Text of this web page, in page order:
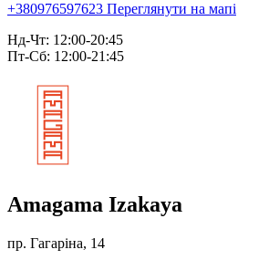
+380976597623 Переглянути на мапі
Нд-Чт: 12:00-20:45
Пт-Сб: 12:00-21:45
Amagama Izakaya
пр. Гагаріна, 14